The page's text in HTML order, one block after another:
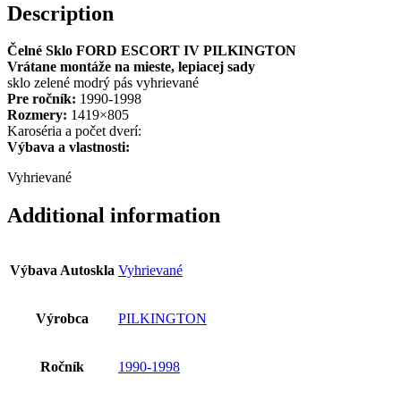
Description
Čelné Sklo FORD ESCORT IV PILKINGTON
Vrátane montáže na mieste, lepiacej sady
sklo zelené modrý pás vyhrievané
Pre ročník: 1990-1998
Rozmery: 1419×805
Karoséria a počet dverí:
Výbava a vlastnosti:
Vyhrievané
Additional information
Výbava Autoskla Vyhrievané
Výrobca PILKINGTON
Ročník 1990-1998